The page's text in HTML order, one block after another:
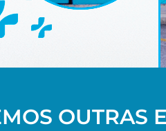
OUTRAS